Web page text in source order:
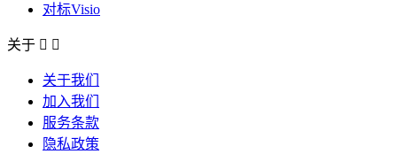
对标Visio
关于  
关于我们
加入我们
服务条款
隐私政策